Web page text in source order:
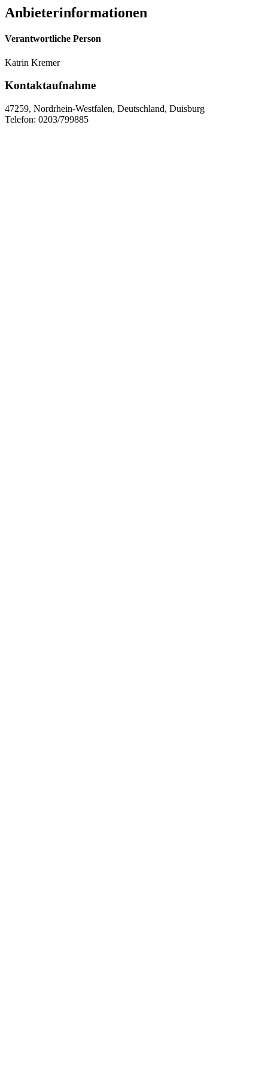
Anbieterinformationen
Verantwortliche Person
Katrin Kremer
Kontaktaufnahme
47259, Nordrhein-Westfalen, Deutschland, Duisburg
Telefon: 0203/799885